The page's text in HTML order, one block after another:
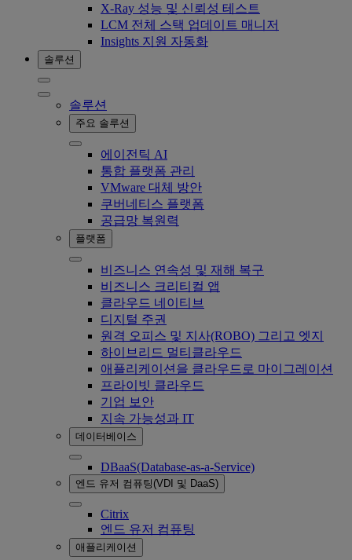
X-Ray 성능 및 신뢰성 테스트
LCM 전체 스택 업데이트 매니저
Insights 지원 자동화
솔루션
솔루션
주요 솔루션
에이전틱 AI
통합 플랫폼 관리
VMware 대체 방안
쿠버네티스 플랫폼
공급망 복원력
플랫폼
비즈니스 연속성 및 재해 복구
비즈니스 크리티컬 앱
클라우드 네이티브
디지털 주권
원격 오피스 및 지사(ROBO) 그리고 엣지
하이브리드 멀티클라우드
애플리케이션을 클라우드로 마이그레이션
프라이빗 클라우드
기업 보안
지속 가능성과 IT
데이터베이스
DBaaS(Database-as-a-Service)
엔드 유저 컴퓨팅(VDI 및 DaaS)
Citrix
엔드 유저 컴퓨팅
애플리케이션